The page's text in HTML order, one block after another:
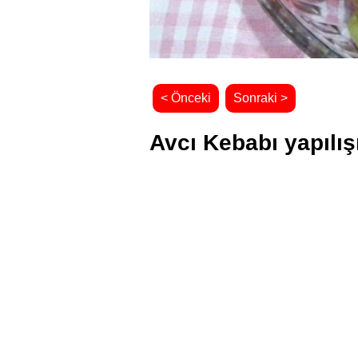
< Önceki Sonraki >
Avcı Kebabı